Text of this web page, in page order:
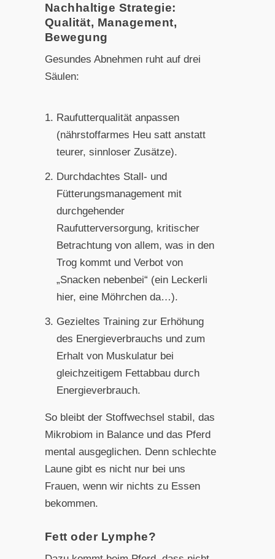
Nachhaltige Strategie:
Qualität, Management,
Bewegung
Gesundes Abnehmen ruht auf drei
Säulen:
Raufutterqualität anpassen
(nährstoffarmes Heu satt anstatt
teurer, sinnloser Zusätze).
Durchdachtes Stall- und
Fütterungsmanagement mit
durchgehender
Raufutterversorgung, kritischer
Betrachtung von allem, was in den
Trog kommt und Verbot von
„Snacken nebenbei“ (ein Leckerli
hier, eine Möhrchen da…).
Gezieltes Training zur Erhöhung
des Energieverbrauchs und zum
Erhalt von Muskulatur bei
gleichzeitigem Fettabbau durch
Energieverbrauch.
So bleibt der Stoffwechsel stabil, das
Mikrobiom in Balance und das Pferd
mental ausgeglichen. Denn schlechte
Laune gibt es nicht nur bei uns
Frauen, wenn wir nichts zu Essen
bekommen.
Fett oder Lymphe?